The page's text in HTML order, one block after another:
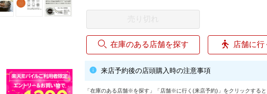
在庫のある店舗を探す 店舗に行
来店予約後の店頭購入時の注意事項
「在庫のある店舗※を探す」「店舗※に行く(来店予約)」をクリックする